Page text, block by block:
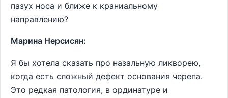
пазух носа и ближе к краниальному
направлению?
Марина Нерсисян:
Я бы хотела сказать про назальную ликворею,
когда есть сложный дефект основания черепа.
Это редкая патология, в ординатуре и